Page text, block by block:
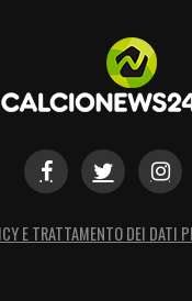
al torneo come
che i nostri
ci
E TRATTAMENTO DEI DATI